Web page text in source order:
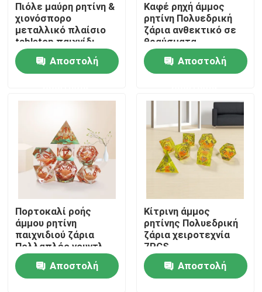
Αρχική Σελίδα
Προϊόντα
Βίντεο
Σχετικά με εμάς
Γύρος εργοστασίων
Πιόλε μαύρη ρητίνη &
χιονόσπορο
μεταλλικό πλαίσιο
tabletop παιχνίδι
ρόλων ειδικό
πολυμερές ζάρια
σύνολο
Αποστολή
Καφέ ρηχή άμμος
ρητίνη Πολυεδρική
ζάρια ανθεκτικό σε
θραύσματα
Αποστολή
Πορτοκαλί ροής
άμμου ρητίνη
παιχνιδιού ζάρια
Πολλαπλές νουντλ
Πίνακα παιχνίδι ζάρια
σύνολο Αποστολή
Κίτρινη άμμος
ρητίνης Πολυεδρική
ζάρια χειροτεχνία
7PCS
Αποστολή